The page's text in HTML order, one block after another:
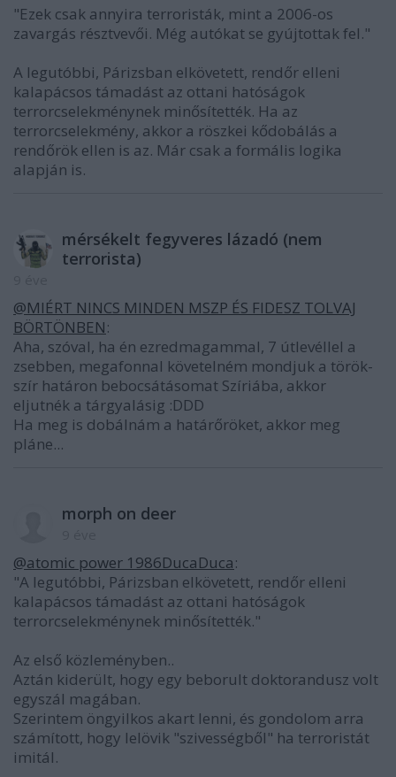
"Ezek csak annyira terroristák, mint a 2006-os
zavargás résztvevői. Még autókat se gyújtottak fel."
A legutóbbi, Párizsban elkövetett, rendőr elleni
kalapácsos támadást az ottani hatóságok
terrorcselekménynek minősítették. Ha az
terrorcselekmény, akkor a röszkei kődobálás a
rendőrök ellen is az. Már csak a formális logika
alapján is.
mérsékelt fegyveres lázadó (nem
terrorista)
@MIÉRT NINCS MINDEN MSZP ÉS FIDESZ TOLVAJ
BÖRTÖNBEN:
Aha, szóval, ha én ezredmagammal, 7 útlevéllel a
zsebben, megafonnal követelném mondjuk a török-
szír határon bebocsátásomat Szíriába, akkor
eljutnék a tárgyalásig :DDD
Ha meg is dobálnám a határőröket, akkor meg
pláne...
morph on deer
@atomic power 1986DucaDuca:
"A legutóbbi, Párizsban elkövetett, rendőr elleni
kalapácsos támadást az ottani hatóságok
terrorcselekménynek minősítették."
Az első közleményben..
Aztán kiderült, hogy egy beborult doktorandusz volt
egyszál magában.
Szerintem öngyilkos akart lenni, és gondolom arra
számított, hogy lelövik "szivességből" ha terroristát
imitál.